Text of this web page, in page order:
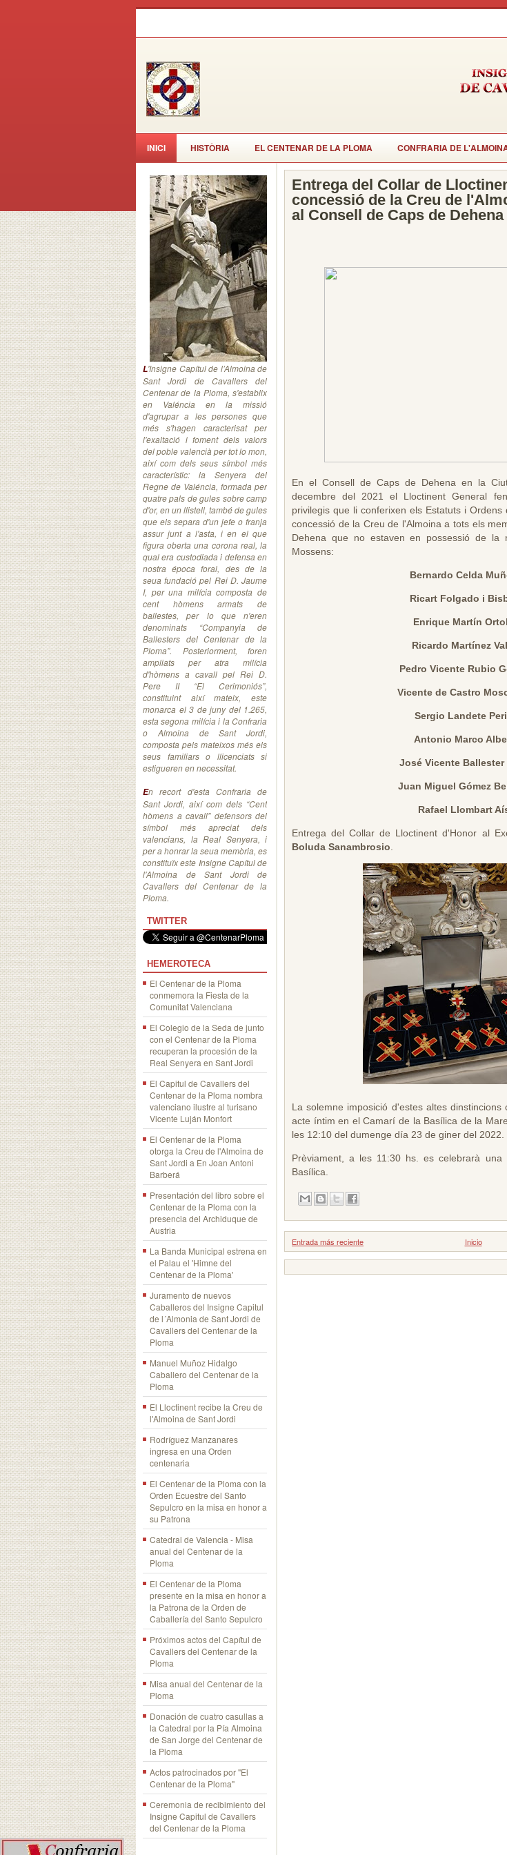
INICI HISTÒRIA EL CENTENAR DE LA PLOMA CONFRARIA DE
L'Insigne Capítul de l’Almoina de
Sant Jordi de Cavallers del
Centenar de la Ploma, s'establix
en Valéncia en la missió
d'agrupar a les persones que
més s'hagen caracterisat per
l'exaltació i foment dels valors
del poble valencià per tot lo mon,
així com dels seus símbol més
característic: la Senyera del
Regne de Valéncia, formada per
quatre pals de gules sobre camp
d'or, en un llistell, també de gules
que els separa d'un jefe o franja
assur junt a l'asta, i en el que
figura oberta una corona real, la
qual era custodiada i defensa en
nostra época foral, des de la
seua fundació pel Rei D. Jaume
I, per una milícia composta de
cent hòmens armats de
ballestes, per lo que n'eren
denominats “Companyia de
Ballesters del Centenar de la
Ploma”. Posteriorment, foren
ampliats per atra milícia
d'hòmens a cavall pel Rei D.
Pere II “El Cerimoniós”,
constituint així mateix, este
monarca el 3 de juny del 1.265,
esta segona milícia i la Confraria
o Almoina de Sant Jordi,
composta pels mateixos més els
seus familiars o llicenciats si
estigueren en necessitat.
En recort d'esta Confraria de
Sant Jordi, així com dels “Cent
hòmens a cavall” defensors del
símbol més apreciat dels
valencians, la Real Senyera, i
per a honrar la seua memòria, es
constituïx este Insigne Capítul de
l'Almoina de Sant Jordi de
Cavallers del Centenar de la
Ploma.
TWITTER
HEMEROTECA
El Centenar de la Ploma
conmemora la Fiesta de la
Comunitat Valenciana
El Colegio de la Seda de junto
con el Centenar de la Ploma
recuperan la procesión de la
Real Senyera en Sant Jordi
El Capitul de Cavallers del
Centenar de la Ploma nombra
valenciano ilustre al turisano
Vicente Luján Monfort
El Centenar de la Ploma
otorga la Creu de l'Almoina de
Sant Jordi a En Joan Antoni
Barberá
Presentación del libro sobre el
Centenar de la Ploma con la
presencia del Archiduque de
Austria
La Banda Municipal estrena en
el Palau el 'Himne del
Centenar de la Ploma'
Juramento de nuevos
Caballeros del Insigne Capitul
de l´Almonia de Sant Jordi de
Cavallers del Centenar de la
Ploma
Manuel Muñoz Hidalgo
Caballero del Centenar de la
Ploma
El Lloctinent recibe la Creu de
l'Almoina de Sant Jordi
Rodríguez Manzanares
ingresa en una Orden
centenaria
El Centenar de la Ploma con la
Orden Ecuestre del Santo
Sepulcro en la misa en honor a
su Patrona
Catedral de Valencia - Misa
anual del Centenar de la
Ploma
El Centenar de la Ploma
presente en la misa en honor a
la Patrona de la Orden de
Caballería del Santo Sepulcro
Próximos actos del Capítul de
Cavallers del Centenar de la
Ploma
Misa anual del Centenar de la
Ploma
Donación de cuatro casullas a
la Catedral por la Pía Almoina
de San Jorge del Centenar de
la Ploma
Actos patrocinados por "El
Centenar de la Ploma"
Ceremonia de recibimiento del
Insigne Capitul de Cavallers
del Centenar de la Ploma
Entrega del Collar de
concessió de la Creu de
al Consell de Caps de Dehena
En el Consell de Caps de Dehena en la
decembre del 2021 el Lloctinent General
privilegis que li conferixen els Estatuts i
concessió de la Creu de l'Almoina a tots els
Dehena que no estaven en possessió de la
Mossens:
Bernardo Celda
Ricart Folgado i
Enrique Martín
Ricardo Martínez
Pedro Vicente Rubio
Vicente de Castro
Sergio Landete
Antonio Marco
José Vicente Ballester
Juan Miguel Gómez
Rafael Llombart
Entrega del Collar de Lloctinent d'Honor al
Boluda Sanambrosio
La solemne imposició d'estes altes
acte íntim en el Camarí de la Basílica de la
les 12:10 del dumenge día 23 de giner del 2022.
Prèviament, a les 11:30 hs. es celebrarà
Basílica.
Entrada más reciente Inicio